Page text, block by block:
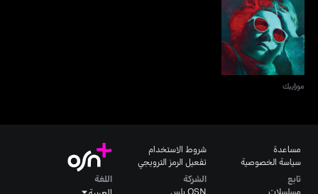
موزاييك
موزاييك
مساعدة
سياسة الخصوصية
شروط الاستخدام
تفعيل الرمز الترويجي
تابع
مسلسلات
الشركة
OSN بلس
اللغة